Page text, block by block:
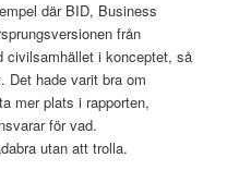
där BID, Business
från
civilsamhället i konceptet, så
Det hade varit bra om
mer plats i rapporten,
för vad.
utan att trolla.